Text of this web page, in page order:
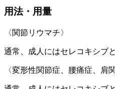
用法・用量
〈関節リウマチ〉
通常、成人にはセレコキシブ
〈変形性関節症、腰痛症、肩